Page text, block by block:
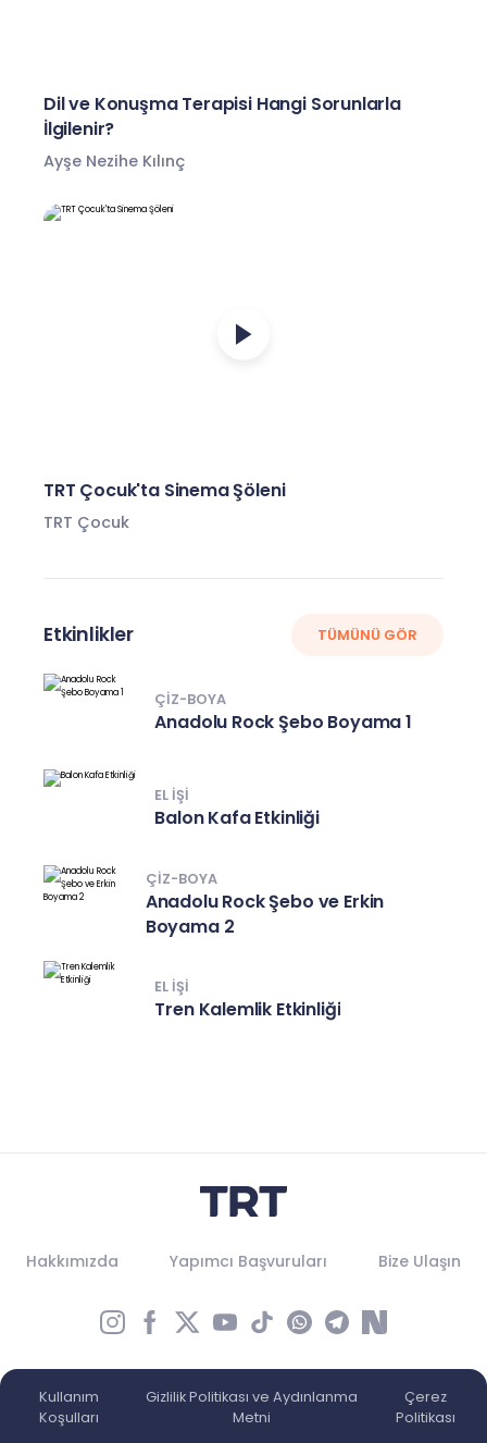
Dil ve Konuşma Terapisi Hangi Sorunlarla
İlgilenir?
Ayşe Nezihe Kılınç
TRT Çocuk'ta Sinema Şöleni
TRT Çocuk
Etkinlikler TÜMÜNÜ GÖR
ÇIZ-BOYA
Anadolu Rock Şebo Boyama 1
EL IŞI
Balon Kafa Etkinliği
ÇIZ-BOYA
Anadolu Rock Şebo ve Erkin
Boyama 2
EL IŞI
Tren Kalemlik Etkinliği
Hakkımızda Yapımcı Başvuruları Bize Ulaşın
Kullanım
Koşulları
Gizlilik Politikası ve Aydınlanma
Metni
Çerez
Politikası